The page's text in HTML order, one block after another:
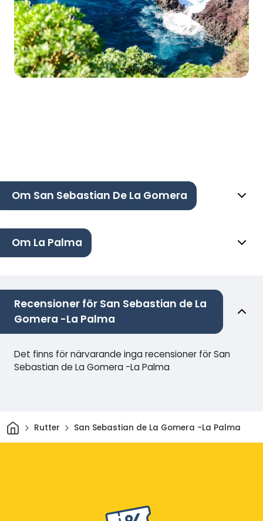
Om San Sebastian De La Gomera
Om La Palma
Recensioner för San Sebastian de La
Gomera -La Palma
Det finns för närvarande inga recensioner för San
Sebastian de La Gomera -La Palma
HemRutter San Sebastian de La Gomera -La Palma